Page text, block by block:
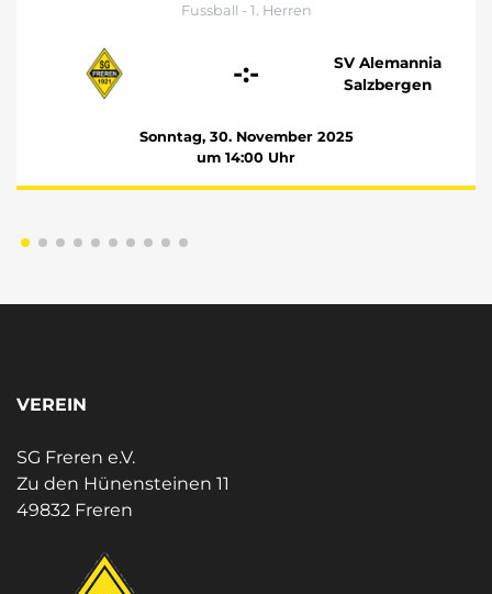
Fussball - 1. Herren
-:-
SV Alemannia
Salzbergen
Sonntag, 30. November 2025
um 14:00 Uhr
VEREIN
SG Freren e.V.
Zu den Hünensteinen 11
49832 Freren